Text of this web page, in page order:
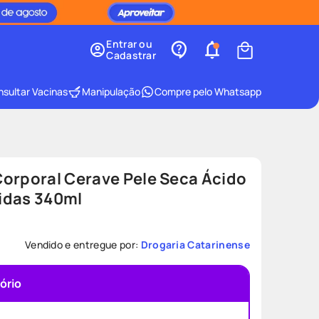
Entrar ou
Cadastrar
Vacinas Manipulação Compre pelo Whatsapp
Cerave Pele Seca Ácido
340ml
Vendido e entregue por: Drogaria Catarinense